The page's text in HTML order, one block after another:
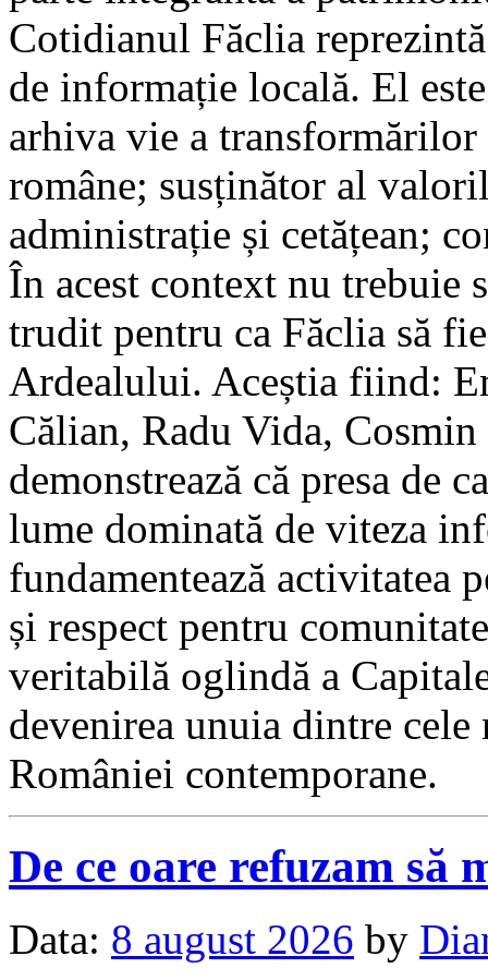
Cotidianul Făclia
de informație locală. El
arhiva vie a
române; susținător al
administrație și cetățean;
În acest context nu trebuie
trudit pentru ca Făclia să
Ardealului. Aceștia fiind:
Călian, Radu Vida,
demonstrează că presa de
lume dominată de viteza
fundamentează activitatea
și respect pentru
veritabilă oglindă a
devenirea unuia dintre
României contemporane.
De ce oare refuzam
Data: 8 august 2026 by